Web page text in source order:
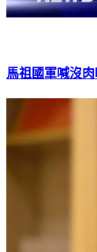
馬祖國軍喊沒